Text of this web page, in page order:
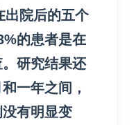
出院后的五个
的患者是在
研究结果还
一年之间，
有明显变